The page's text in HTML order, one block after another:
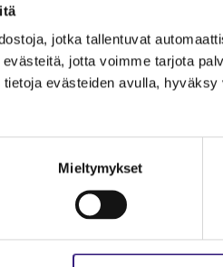
jotka tal­len­tu­vat
jotta voim­me tar­jo­ta
eväs­tei­den avul­la,
Mieltymykset
ja il­moit­ta­mi­nen tu­lo­re­kis­te­riin